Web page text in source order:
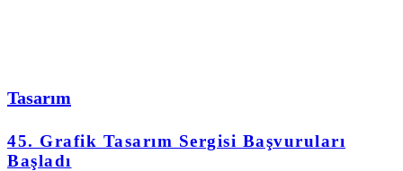
Tasarım
45. Grafik Tasarım Sergisi Başvuruları
Başladı